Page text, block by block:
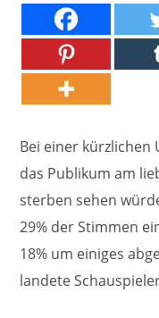
Bei einer kürzlichen
das Publikum am
sterben sehen
29% der Stimmen
18% um einiges
landete